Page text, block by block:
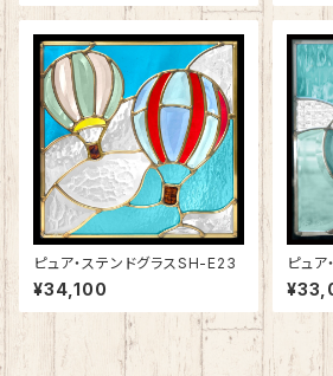
ピュア・ステンドグラスSH-E23
¥34,100
ピュ